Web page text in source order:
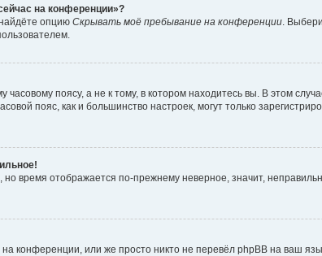
на конференции»?
опцию Скрывать моё пребывание на конференции.
поясу, а не к тому, в котором находитесь вы. В этом
пояс, как и большинство настроек, могут только
но время отображается по-прежнему неверное, значит,
конференции, или же просто никто не перевёл phpBB на ваш